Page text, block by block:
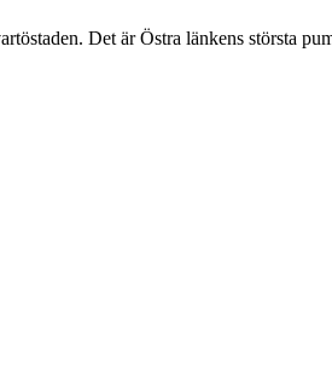
Det är Östra länkens största